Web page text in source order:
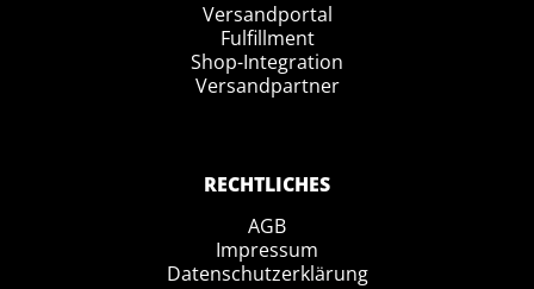
Versandportal
Fulfillment
Shop-Integration
Versandpartner
RECHTLICHES
AGB
Impressum
Datenschutzerklärung